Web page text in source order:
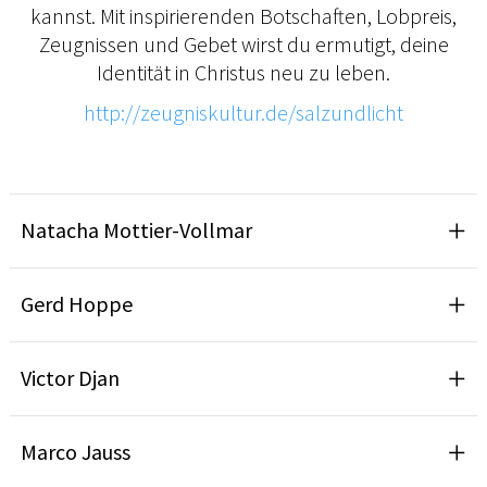
kannst. Mit inspirierenden Botschaften, Lobpreis,
Zeugnissen und Gebet wirst du ermutigt, deine
Identität in Christus neu zu leben.
http://zeugniskultur.de/salzundlicht
Natacha Mottier-Vollmar
Gerd Hoppe
Victor Djan
Marco Jauss